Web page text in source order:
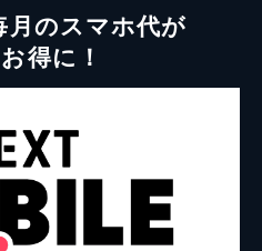
月のスマホ代が
得に！